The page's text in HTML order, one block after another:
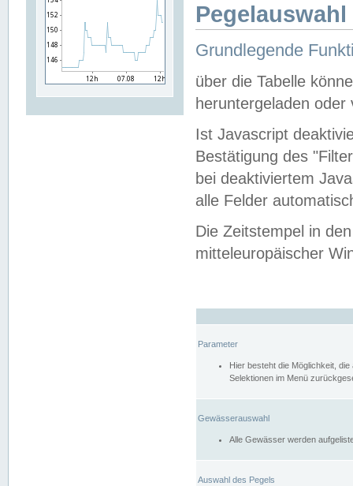
Grundlegende
über die Tabelle
heruntergeladen oder
Ist Javascript
Bestätigung des
bei deaktiviertem
alle Felder
Die Zeitstempel in
mitteleuropäischer
Parameter
Hier besteht die Möglichkeit,
Selektionen im Menü
Gewässerauswahl
Alle Gewässer werden
Auswahl des Pegels